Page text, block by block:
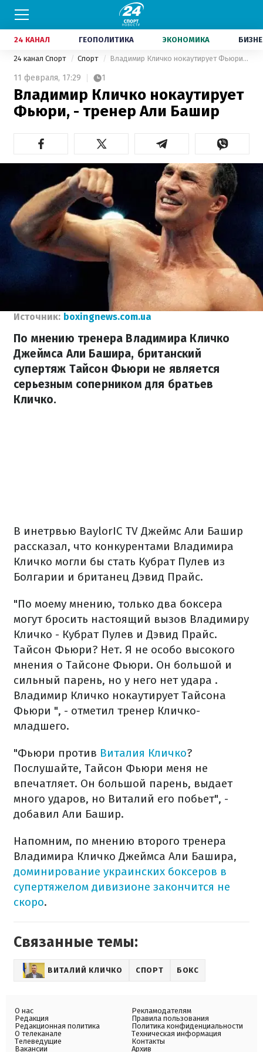
24 КАНАЛ ГЕОПОЛИТИКА ЭКОНОМИКА
24 канал Спорт Спорт Владимир Кличко нокаутирует Фьюри, - тренер Али Башир
11 февраля, 17:29 1
Владимир Кличко нокаутирует
Фьюри, - тренер Али Башир
Источник: boxingnews.com.ua
По мнению тренера Владимира Кличко
Джеймса Али Башира, британский
супертяж Тайсон Фьюри не является
серьезным соперником для братьев
Кличко.
В инетрвью BaylorIC TV Джеймс Али Башир
рассказал, что конкурентами Владимира
Кличко могли бы стать Кубрат Пулев из
Болгарии и британец Дэвид Прайс.
"По моему мнению, только два боксера
могут бросить настоящий вызов Владимиру
Кличко - Кубрат Пулев и Дэвид Прайс.
Тайсон Фьюри? Нет. Я не особо высокого
мнения о Тайсоне Фьюри. Он большой и
сильный парень, но у него нет удара .
Владимир Кличко нокаутирует Тайсона
Фьюри ", - отметил тренер Кличко-
младшего.
"Фьюри против Виталия Кличко?
Послушайте, Тайсон Фьюри меня не
впечатляет. Он большой парень, выдает
много ударов, но Виталий его побьет", -
добавил Али Башир.
Напомним, по мнению второго тренера
Владимира Кличко Джеймса Али Башира,
доминирование украинских боксеров в
супертяжелом дивизионе закончится не
скоро.
Связанные темы:
ВИТАЛИЙ КЛИЧКО СПОРТ БОКС
О нас
Редакция
Редакционная политика
О телеканале
Телеведущие
Вакансии
Рекламодателям
Правила пользования
Политика конфиденциальности
Техническая информация
Контакты
Архив